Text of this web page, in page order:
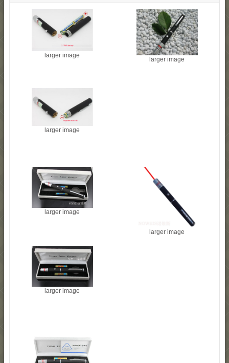
larger image
larger image
larger image
larger image
larger image
larger image